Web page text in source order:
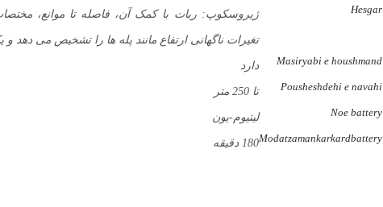
Hesgar
تغیرات ناگهانی ارتفاع مانند پله ها را تشخیص می دهد
Masiryabi e houshmand
دارد
Pousheshdehi e navahi
تا 250 متر
Noe battery
لیتیوم-یون
Modatzamankarkardbattery180 دقیقه